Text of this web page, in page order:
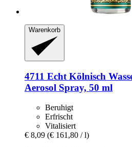
Warenkorb
4711 Echt Kölnisch
Aerosol Spray, 50 ml
Beruhigt
Erfrischt
Vitalisiert
€ 8,09 (€ 161,80 / l)